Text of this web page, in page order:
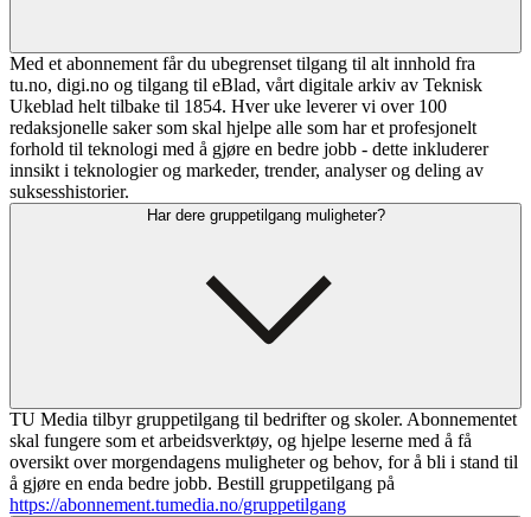
Med et abonnement får du ubegrenset tilgang til alt innhold fra
tu.no, digi.no og tilgang til eBlad, vårt digitale arkiv av Teknisk
Ukeblad helt tilbake til 1854. Hver uke leverer vi over 100
redaksjonelle saker som skal hjelpe alle som har et profesjonelt
forhold til teknologi med å gjøre en bedre jobb - dette inkluderer
innsikt i teknologier og markeder, trender, analyser og deling av
suksesshistorier.
Har dere gruppetilgang muligheter?
TU Media tilbyr gruppetilgang til bedrifter og skoler. Abonnementet
skal fungere som et arbeidsverktøy, og hjelpe leserne med å få
oversikt over morgendagens muligheter og behov, for å bli i stand til
å gjøre en enda bedre jobb. Bestill gruppetilgang på
https://abonnement.tumedia.no/gruppetilgang